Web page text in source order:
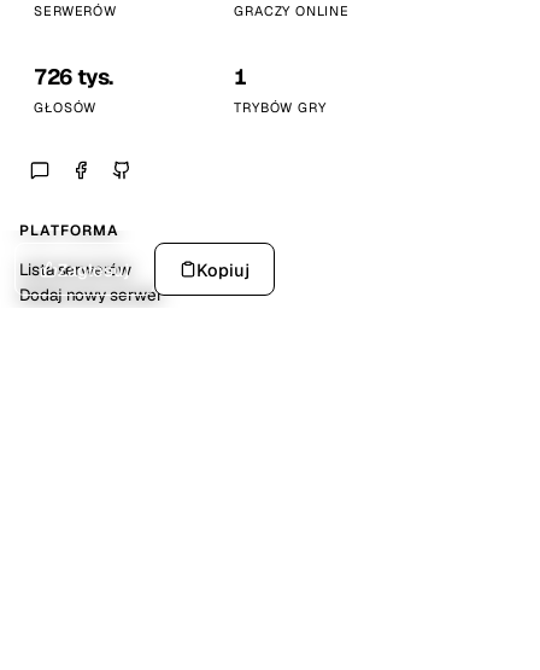
Zagłosuj Kopiuj
SERWERÓW GRACZY ONLINE
726 tys.
GŁOSÓW
1
TRYBÓW GRY
PLATFORMA
Lista serwerów
Dodaj nowy serwer